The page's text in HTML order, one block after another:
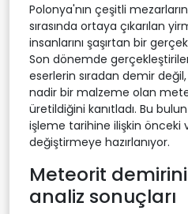
Polonya'nın çeşitli
sırasında ortaya çıkarılan
insanlarını şaşırtan bir
Son dönemde
eserlerin sıradan demir
nadir bir malzeme olan
üretildiğini kanıtladı. Bu
işleme tarihine ilişkin önceki
değiştirmeye hazırlanıyor.
Meteorit
analiz sonuçları